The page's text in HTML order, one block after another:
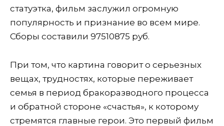
статуэтка, фильм заслужил огромную
популярность и признание во всем мире.
Сборы составили 97510875 руб.
При том, что картина говорит о серьезных
вещах, трудностях, которые переживает
семья в период бракоразводного процесса
и обратной стороне «счастья», к которому
стремятся главные герои. Это первый фильм